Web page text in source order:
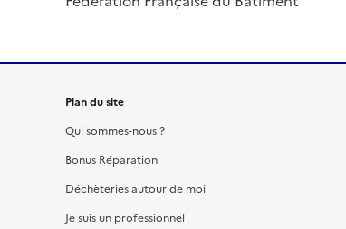
Plan du site
Qui sommes-nous ?
Bonus Réparation
Déchèteries autour de moi
Je suis un professionnel